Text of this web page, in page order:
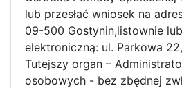
lub przesłać wniosek na
09-500 Gostynin,listownie
elektroniczną: ul. Parkowa
Tutejszy organ –
osobowych - bez zbędnej